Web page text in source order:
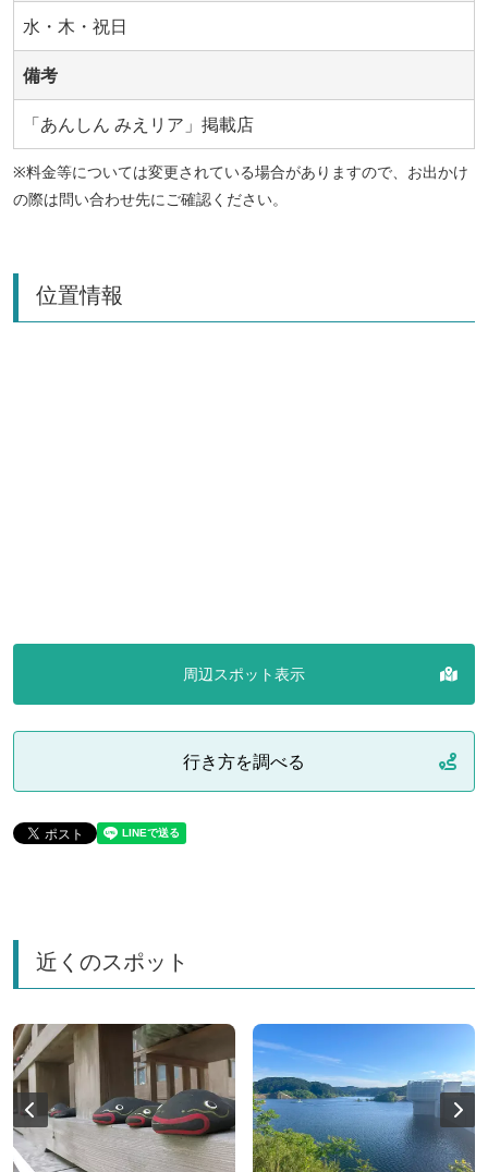
水・木・祝日
備考
「あんしん みえリア」掲載店
※料金等については変更されている場合がありますので、お出かけ
の際は問い合わせ先にご確認ください。
位置情報
周辺スポット表示
行き方を調べる
近くのスポット